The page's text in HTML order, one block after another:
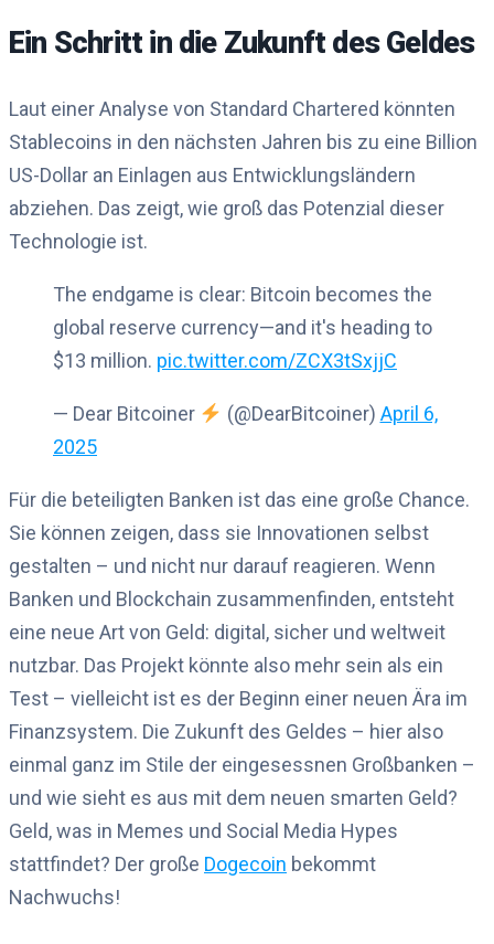
Ein Schritt in die Zukunft des Geldes
Laut einer Analyse von Standard Chartered könnten
Stablecoins in den nächsten Jahren bis zu eine Billion
US-Dollar an Einlagen aus Entwicklungsländern
abziehen. Das zeigt, wie groß das Potenzial dieser
Technologie ist.
The endgame is clear: Bitcoin becomes the
global reserve currency—and it's heading to
$13 million. pic.twitter.com/ZCX3tSxjjC
— Dear Bitcoiner (@DearBitcoiner) April 6,
2025
Für die beteiligten Banken ist das eine große Chance.
Sie können zeigen, dass sie Innovationen selbst
gestalten – und nicht nur darauf reagieren. Wenn
Banken und Blockchain zusammenfinden, entsteht
eine neue Art von Geld: digital, sicher und weltweit
nutzbar. Das Projekt könnte also mehr sein als ein
Test – vielleicht ist es der Beginn einer neuen Ära im
Finanzsystem. Die Zukunft des Geldes – hier also
einmal ganz im Stile der eingesessnen Großbanken –
und wie sieht es aus mit dem neuen smarten Geld?
Geld, was in Memes und Social Media Hypes
stattfindet? Der große Dogecoin bekommt
Nachwuchs!